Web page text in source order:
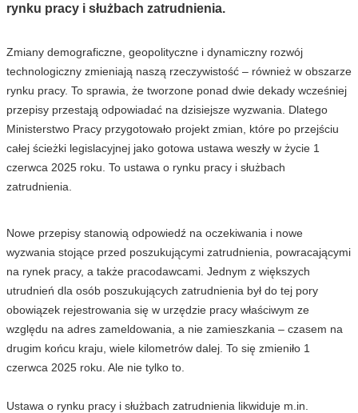
rynku pracy i służbach zatrudnienia.
Zmiany demograficzne, geopolityczne i dynamiczny rozwój
technologiczny zmieniają naszą rzeczywistość – również w obszarze
rynku pracy. To sprawia, że tworzone ponad dwie dekady wcześniej
przepisy przestają odpowiadać na dzisiejsze wyzwania. Dlatego
Ministerstwo Pracy przygotowało projekt zmian, które po przejściu
całej ścieżki legislacyjnej jako gotowa ustawa weszły w życie 1
czerwca 2025 roku. To ustawa o rynku pracy i służbach
zatrudnienia.
Nowe przepisy stanowią odpowiedź na oczekiwania i nowe
wyzwania stojące przed poszukującymi zatrudnienia, powracającymi
na rynek pracy, a także pracodawcami. Jednym z większych
utrudnień dla osób poszukujących zatrudnienia był do tej pory
obowiązek rejestrowania się w urzędzie pracy właściwym ze
względu na adres zameldowania, a nie zamieszkania – czasem na
drugim końcu kraju, wiele kilometrów dalej. To się zmieniło 1
czerwca 2025 roku. Ale nie tylko to.
Ustawa o rynku pracy i służbach zatrudnienia likwiduje m.in.